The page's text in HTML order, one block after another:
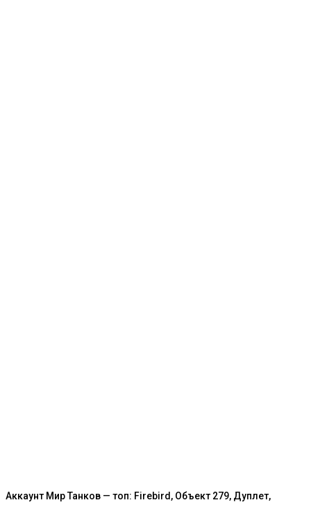
Аккаунт Мир Танков — топ: Firebird, Объект 279, Дуплет,